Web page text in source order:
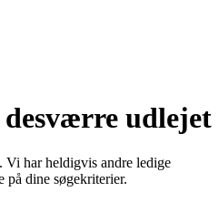
udlejet
har heldigvis andre ledige
på dine søgekriterier.